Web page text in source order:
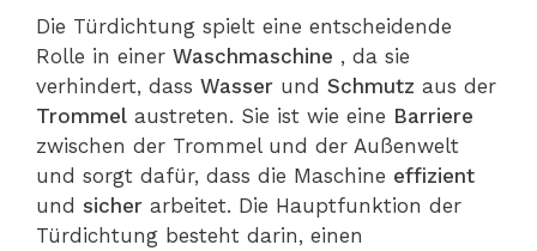
Die Türdichtung spielt eine entscheidende
Rolle in einer Waschmaschine , da sie
verhindert, dass Wasser und Schmutz aus der
Trommel austreten. Sie ist wie eine Barriere
zwischen der Trommel und der Außenwelt
und sorgt dafür, dass die Maschine effizient
und sicher arbeitet. Die Hauptfunktion der
Türdichtung besteht darin, einen